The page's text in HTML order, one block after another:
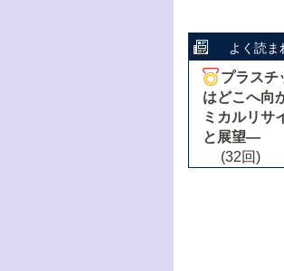
よく読ま
プラスチ
はどこへ向
ミカルリサ
と展望―
(32回)